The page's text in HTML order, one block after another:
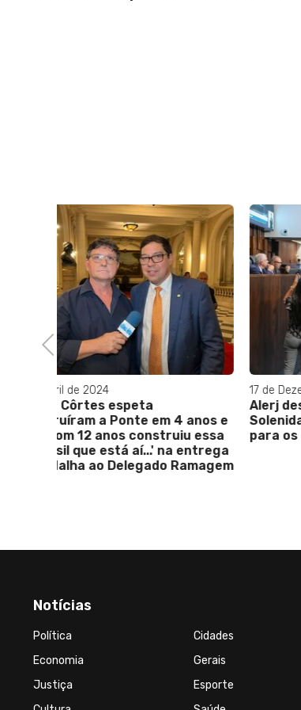
Previous
17 de Dezembro de 2025
Alerj destina R$ 220 milhões em
Solenidade nesta sexta-feira
para os 92 municípios fluminenses
Notícias
Política
Cidades
Economia
Gerais
Justiça
Esporte